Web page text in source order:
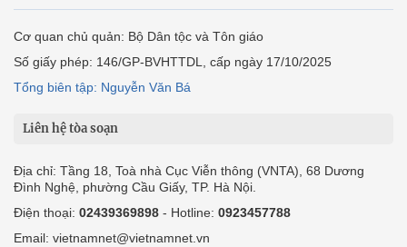
Cơ quan chủ quản: Bộ Dân tộc và Tôn giáo
Số giấy phép: 146/GP-BVHTTDL, cấp ngày 17/10/2025
Tổng biên tập: Nguyễn Văn Bá
Liên hệ tòa soạn
Địa chỉ: Tầng 18, Toà nhà Cục Viễn thông (VNTA), 68 Dương
Đình Nghệ, phường Cầu Giấy, TP. Hà Nội.
Điện thoại: 02439369898 - Hotline: 0923457788
Email: vietnamnet@vietnamnet.vn